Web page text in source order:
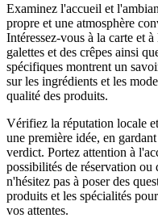
Examinez l'accueil et
propre et une atmosphère
Intéressez-vous à la carte et
galettes et des crêpes ainsi
spécifiques montrent un
sur les ingrédients et les
qualité des produits.
Vérifiez la réputation locale
une première idée, en
verdict. Portez attention à
possibilités de réservation
n'hésitez pas à poser des
produits et les spécialités
vos attentes.